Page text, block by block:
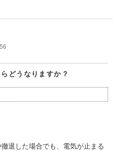
どうなりますか？
退した場合でも、電気が止まる